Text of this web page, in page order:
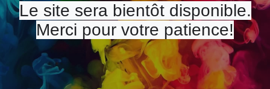
Le site sera bientôt disponible.
Merci pour votre patience!